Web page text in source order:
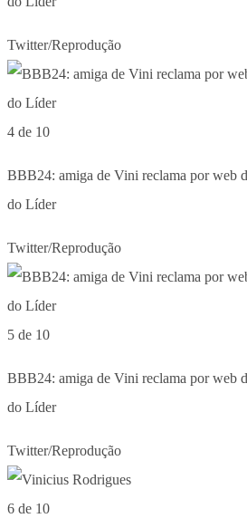
Twitter/Reprodução
4 de 10
BBB24: amiga de Vini reclama por web
do Líder
Twitter/Reprodução
5 de 10
BBB24: amiga de Vini reclama por web
do Líder
Twitter/Reprodução
6 de 10